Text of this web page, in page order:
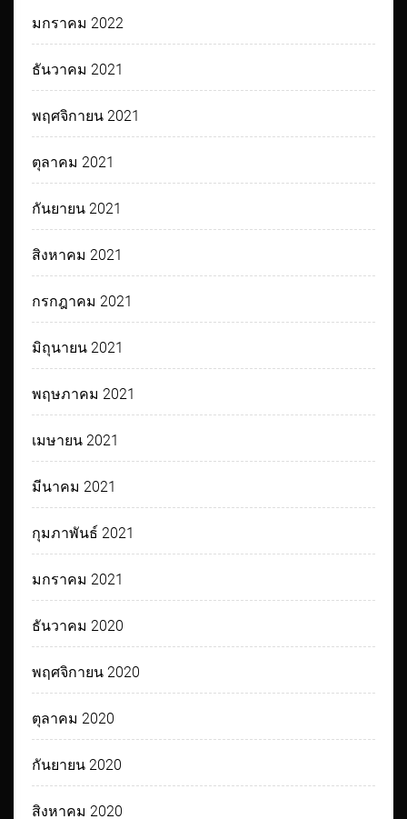
มกราคม 2022
ธันวาคม 2021
พฤศจิกายน 2021
ตุลาคม 2021
กันยายน 2021
สิงหาคม 2021
กรกฎาคม 2021
มิถุนายน 2021
พฤษภาคม 2021
เมษายน 2021
มีนาคม 2021
กุมภาพันธ์ 2021
มกราคม 2021
ธันวาคม 2020
พฤศจิกายน 2020
ตุลาคม 2020
กันยายน 2020
สิงหาคม 2020